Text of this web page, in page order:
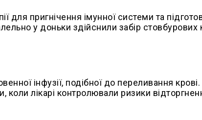
для пригнічення імунної системи та
у доньки здійснили забір стовбурових
інфузії, подібної до переливання крові.
лікарі контролювали ризики